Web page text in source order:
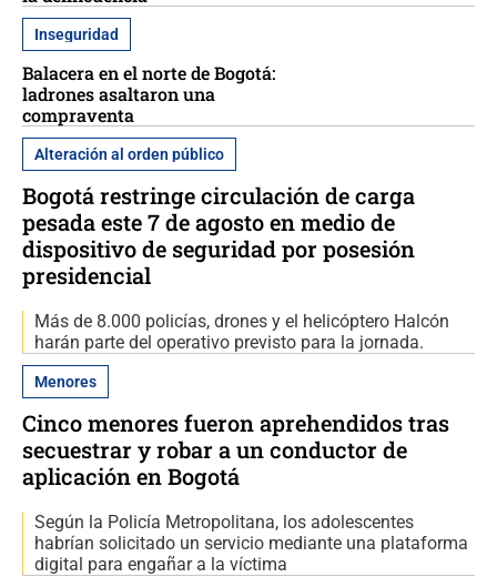
Inseguridad
Balacera en el norte de Bogotá:
ladrones asaltaron una
compraventa
Alteración al orden público
Bogotá restringe circulación de carga
pesada este 7 de agosto en medio de
dispositivo de seguridad por posesión
presidencial
Más de 8.000 policías, drones y el helicóptero Halcón
harán parte del operativo previsto para la jornada.
Menores
Cinco menores fueron aprehendidos tras
secuestrar y robar a un conductor de
aplicación en Bogotá
Según la Policía Metropolitana, los adolescentes
habrían solicitado un servicio mediante una plataforma
digital para engañar a la víctima